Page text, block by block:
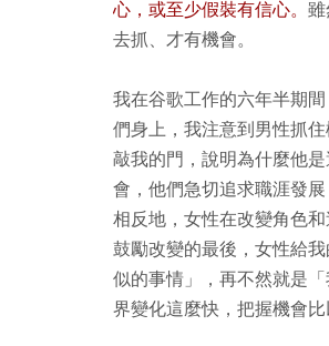
心，或至少假裝有信心。
去抓、才有機會。
我在谷歌工作的六年半期
們身上，我注意到男性抓
敲我的門，說明為什麼他
會，他們急切追求職涯發
相反地，女性在改變角色
鼓勵改變的最後，女性給
似的事情」，再不然就是
界變化這麼快，把握機會比